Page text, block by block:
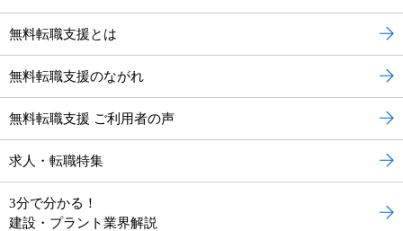
無料転職支援とは
無料転職支援のながれ
無料転職支援 ご利用者の声
求人・転職特集
3分で分かる！
建設・プラント業界解説